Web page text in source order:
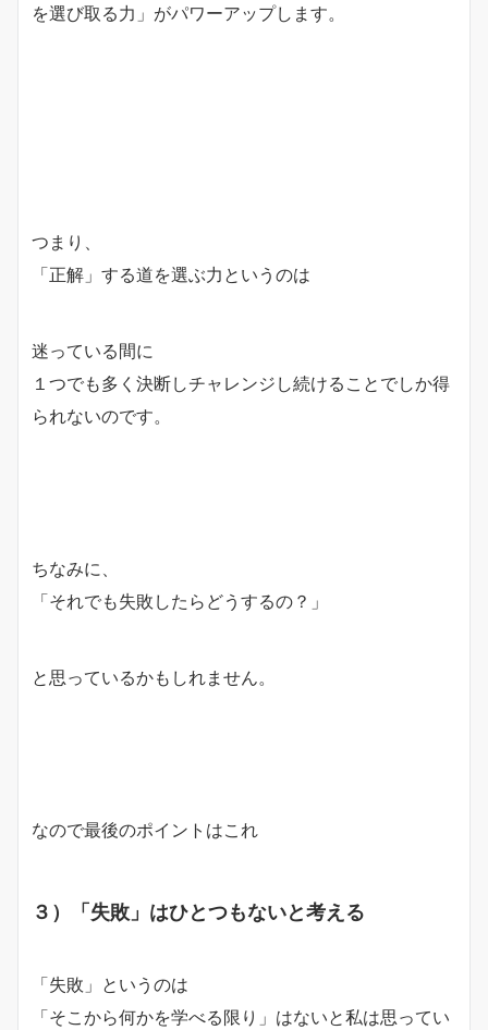
を選び取る力」がパワーアップします。
つまり、
「正解」する道を選ぶ力というのは
迷っている間に
１つでも多く決断しチャレンジし続けることでしか得
られないのです。
ちなみに、
「それでも失敗したらどうするの？」
と思っているかもしれません。
なので最後のポイントはこれ
３）「失敗」はひとつもないと考える
「失敗」というのは
「そこから何かを学べる限り」はないと私は思ってい